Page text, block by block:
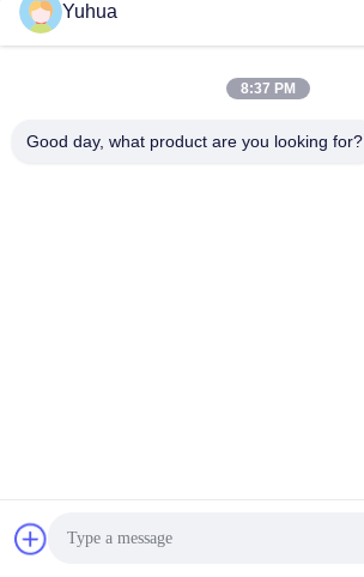
Yuhua
8:37 PM
Good day, what product are you looking for?